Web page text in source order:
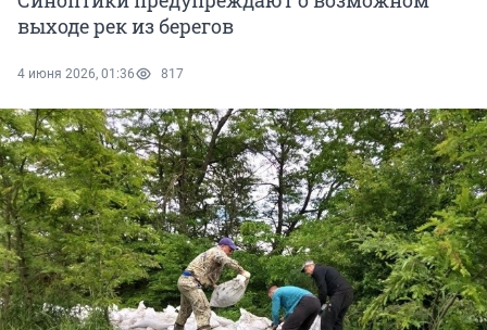
выходе рек из берегов
4 июня 2026, 01:36 817